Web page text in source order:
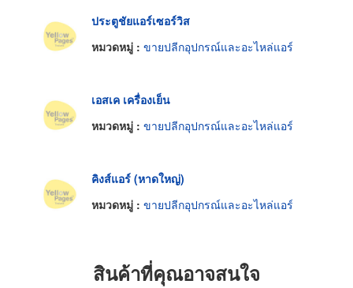
ประตูชัยแอร์เซอร์วิส
หมวดหมู่ : ขายปลีกอุปกรณ์และอะไหล่แอร์
เอสเค เครื่องเย็น
หมวดหมู่ : ขายปลีกอุปกรณ์และอะไหล่แอร์
คิงส์แอร์ (หาดใหญ่)
หมวดหมู่ : ขายปลีกอุปกรณ์และอะไหล่แอร์
สินค้าที่คุณอาจสนใจ